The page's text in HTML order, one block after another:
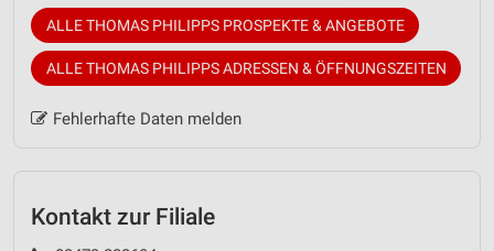
ALLE THOMAS PHILIPPS PROSPEKTE & ANGEBOTE
ALLE THOMAS PHILIPPS ADRESSEN & ÖFFNUNGSZEITEN
Fehlerhafte Daten melden
Kontakt zur Filiale